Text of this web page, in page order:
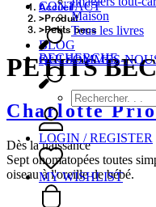
Maison
Tous les livres
BLOG
QUI SOMMES-
CONTACT
RECHERCHE
LOGIN / REGISTER
MY WISHLIST
Accueil
Produit
Petits becs
PETITS
Charlotte
Dès la naissance
Sept onomatopées toutes
oiseau à l'oreille de bébé.